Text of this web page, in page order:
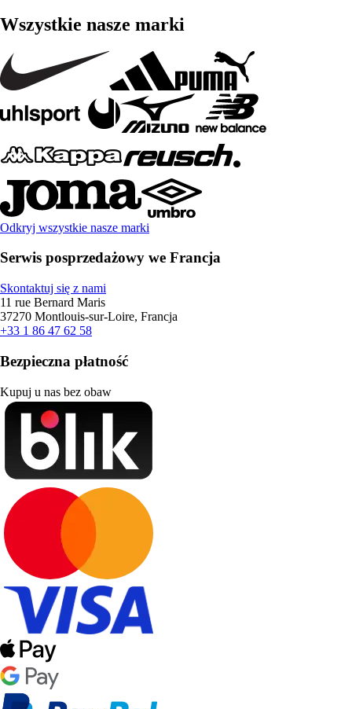
Wszystkie nasze marki
Odkryj wszystkie nasze marki
Serwis posprzedażowy we Francja
Skontaktuj się z nami
11 rue Bernard Maris
37270 Montlouis-sur-Loire, Francja
+33 1 86 47 62 58
Bezpieczna płatność
Kupuj u nas bez obaw